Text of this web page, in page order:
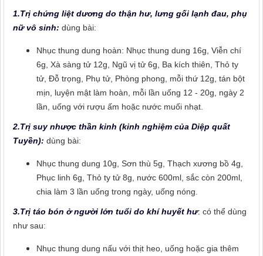
1.Trị chứng liệt dương do thận hư, lưng gối lạnh đau, phụ
nữ vô sinh: dùng bài:
Nhục thung dung hoàn: Nhục thung dung 16g, Viễn chí
6g, Xà sàng tử 12g, Ngũ vị tử 6g, Ba kích thiên, Thỏ ty
tử, Đỗ trọng, Phụ tử, Phòng phong, mỗi thứ 12g, tán bột
mịn, luyện mật làm hoàn, mỗi lần uống 12 - 20g, ngày 2
lần, uống với rượu ấm hoặc nước muối nhạt.
2.Trị suy nhược thần kinh (kinh nghiệm của Diệp quất
Tuyền): dùng bài:
Nhục thung dung 10g, Sơn thù 5g, Thạch xương bồ 4g,
Phục linh 6g, Thỏ ty tử 8g, nước 600ml, sắc còn 200ml,
chia làm 3 lần uống trong ngày, uống nóng.
3.Trị táo bón ở người lớn tuổi do khí huyết hư: có thể dùng
như sau:
Nhục thung dung nấu với thịt heo, uống hoặc gia thêm